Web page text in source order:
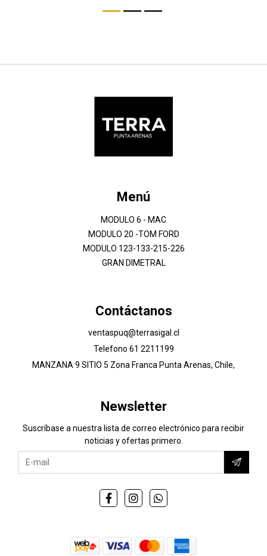
Menú
MODULO 6 - MAC
MODULO 20 -TOM FORD
MODULO 123-133-215-226
GRAN DIMETRAL
Contáctanos
ventaspuq@terrasigal.cl
Telefono 61 2211199
MANZANA 9 SITIO 5 Zona Franca Punta Arenas, Chile,
Newsletter
Suscríbase a nuestra lista de correo electrónico para recibir
noticias y ofertas primero.